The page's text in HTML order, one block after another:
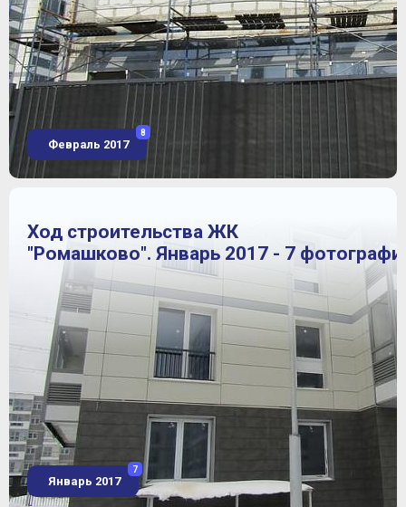
Февраль 2017
8
Ход строительства ЖК
"Ромашково". Январь 2017 - 7
Январь 2017
7